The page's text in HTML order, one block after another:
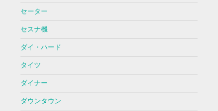
セーター
セスナ機
ダイ・ハード
タイツ
ダイナー
ダウンタウン